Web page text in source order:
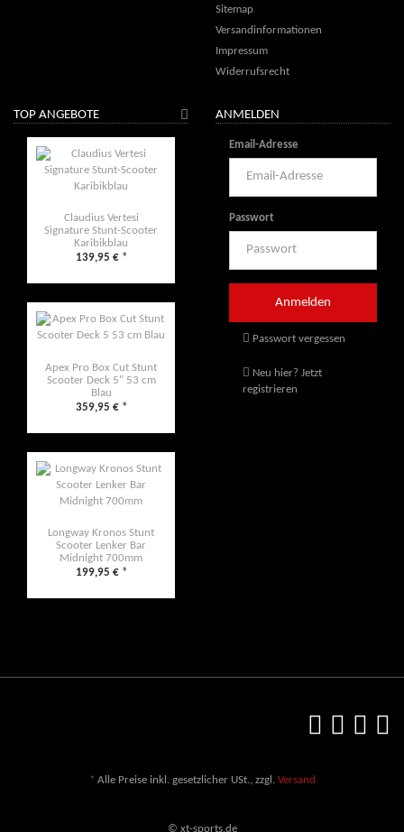
Sitemap
Versandinformationen
Impressum
Widerrufsrecht
TOP ANGEBOTE
Claudius Vertesi
Signature Stunt-Scooter
Karibikblau
139,95 € *
Apex Pro Box Cut Stunt
Scooter Deck 5" 53 cm
Blau
359,95 € *
Longway Kronos Stunt
Scooter Lenker Bar
Midnight 700mm
199,95 € *
ANMELDEN
Email-Adresse
Passwort
Passwort vergessen
Neu hier? Jetzt
registrieren
* Alle Preise inkl. gesetzlicher USt., zzgl. Versand
© xt-sports.de